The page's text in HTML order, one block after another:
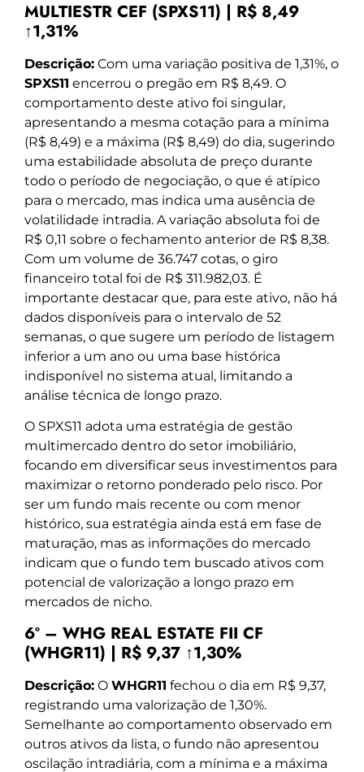
MULTIESTR CEF (SPXS11) | R$ 8,49
↑1,31%
Descrição: Com uma variação positiva de 1,31%, o
SPXS11 encerrou o pregão em R$ 8,49. O
comportamento deste ativo foi singular,
apresentando a mesma cotação para a mínima
(R$ 8,49) e a máxima (R$ 8,49) do dia, sugerindo
uma estabilidade absoluta de preço durante
todo o período de negociação, o que é atípico
para o mercado, mas indica uma ausência de
volatilidade intradia. A variação absoluta foi de
R$ 0,11 sobre o fechamento anterior de R$ 8,38.
Com um volume de 36.747 cotas, o giro
financeiro total foi de R$ 311.982,03. É
importante destacar que, para este ativo, não há
dados disponíveis para o intervalo de 52
semanas, o que sugere um período de listagem
inferior a um ano ou uma base histórica
indisponível no sistema atual, limitando a
análise técnica de longo prazo.
O SPXS11 adota uma estratégia de gestão
multimercado dentro do setor imobiliário,
focando em diversificar seus investimentos para
maximizar o retorno ponderado pelo risco. Por
ser um fundo mais recente ou com menor
histórico, sua estratégia ainda está em fase de
maturação, mas as informações do mercado
indicam que o fundo tem buscado ativos com
potencial de valorização a longo prazo em
mercados de nicho.
6º – WHG REAL ESTATE FII CF
(WHGR11) | R$ 9,37 ↑1,30%
Descrição: O WHGR11 fechou o dia em R$ 9,37,
registrando uma valorização de 1,30%.
Semelhante ao comportamento observado em
outros ativos da lista, o fundo não apresentou
oscilação intradiária, com a mínima e a máxima